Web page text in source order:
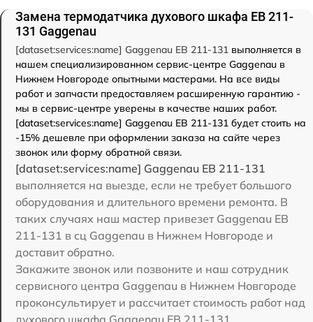
Замена термодатчика духового шкафа EB 211-
131 Gaggenau
[dataset:services:name] Gaggenau EB 211-131 выполняется в
нашем специализированном сервис-центре Gaggenau в
Нижнем Новгороде опытными мастерами. На все виды
работ и запчасти предоставляем расширенную гарантию -
мы в сервис-центре уверены в качестве наших работ.
[dataset:services:name] Gaggenau EB 211-131 будет стоить на
-15% дешевле при оформлении заказа на сайте через
звонок или форму обратной связи.
[dataset:services:name] Gaggenau EB 211-131
выполняется на выезде, если не требует большого
оборудования и длительного времени ремонта. В
таких случаях наш мастер привезет Gaggenau EB
211-131 в сц Gaggenau в Нижнем Новгороде и
доставит обратно.
Закажите звонок или позвоните и наш сотрудник
сервисного центра Gaggenau в Нижнем Новгороде
проконсультирует и рассчитает стоимость работ над